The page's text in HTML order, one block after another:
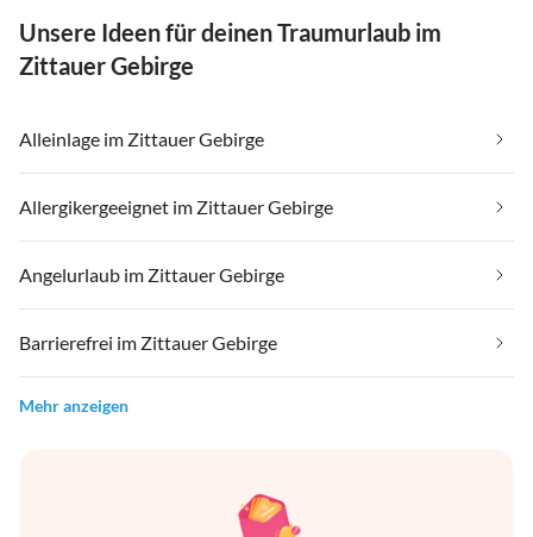
Unsere Ideen für deinen Traumurlaub im
Zittauer Gebirge
Alleinlage im Zittauer Gebirge
Allergikergeeignet im Zittauer Gebirge
Angelurlaub im Zittauer Gebirge
Barrierefrei im Zittauer Gebirge
Mehr anzeigen